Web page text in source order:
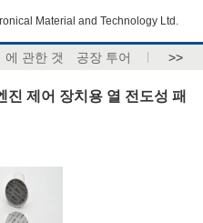
Material and Technology Ltd.
에 관한 것 공장 투어 >>
제어 장치용 열 전도성 패